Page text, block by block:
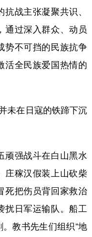
战主张凝聚共识、
通过深入群众、动员
势不可挡的民族抗争
活全民族爱国热情的
未在日寇的铁蹄下沉
强战斗在白山黑水
庄稼汉假装上山砍柴
死把伤员背回家救治
扰日军运输队。船工
教书先生们组织“地